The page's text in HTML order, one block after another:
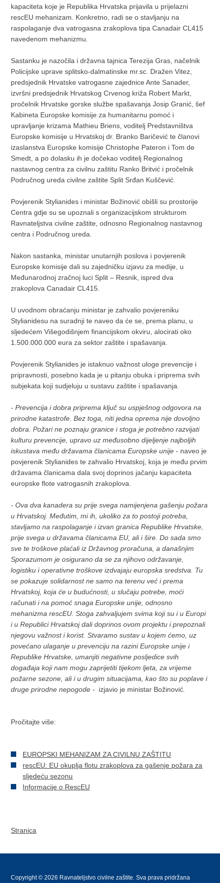
kapaciteta koje je Republika Hrvatska prijavila u prijelazni
rescEU mehanizam. Konkretno, radi se o stavljanju na
raspolaganje dva vatrogasna zrakoplova tipa Canadair CL415
navedenom mehanizmu.
Sastanku je nazočila i državna tajnica Terezija Gras, načelnik
Policijske uprave splitsko-dalmatinske mr.sc. Dražen Vitez,
predsjednik Hrvatske vatrogasne zajednice Ante Sanader,
izvršni predsjednik Hrvatskog Crvenog križa Robert Markt,
pročelnik Hrvatske gorske službe spašavanja Josip Granić, šef
Kabineta Europske komisije za humanitarnu pomoć i
upravljanje krizama Mathieu Briens, voditelj Predstavništva
Europske komisije u Hrvatskoj dr. Branko Baričević te članovi
izaslanstva Europske komisije Christophe Pateron i Tom de
Smedt, a po dolasku ih je dočekao voditelj Regionalnog
nastavnog centra za civilnu zaštitu Ranko Britvić i pročelnik
Područnog ureda civilne zaštite Split Srđan Kuščević.
Povjerenik Stylianides i ministar Božinović obišli su prostorije
Centra gdje su se upoznali s organizacijskom strukturom
Ravnateljstva civilne zaštite, odnosno Regionalnog nastavnog
centra i Područnog ureda.
Nakon sastanka, ministar unutarnjih poslova i povjerenik
Europske komisije dali su zajedničku izjavu za medije, u
Međunarodnoj zračnoj luci Split – Resnik, ispred dva
zrakoplova Canadair CL415.
U uvodnom obraćanju ministar je zahvalio povjereniku
Stylianidesu na suradnji te naveo da će se, prema planu, u
sljedećem Višegodišnjem financijskom okviru, alocirati oko
1.500.000.000 eura za sektor zaštite i spašavanja.
Povjerenik Stylianides je istaknuo važnost uloge prevencije i
pripravnosti, posebno kada je u pitanju obuka i priprema svih
subjekata koji sudjeluju u sustavu zaštite i spašavanja.
​- Prevencija i dobra priprema ključ su uspješnog odgovora na
prirodne katastrofe. Bez toga, niti jedna oprema nije dovoljno
dobra. Požari ne poznaju granice i stoga je potrebno razvijati
kulturu prevencije, upravo uz međusobno dijeljenje najboljih
iskustava među državama članicama Europske unije - naveo je
povjerenik Stylianides te zahvalio Hrvatskoj, koja je među prvim
državama članicama dala svoj doprinos jačanju kapaciteta
europske flote vatrogasnih zrakoplova.
- Ova dva kanadera su prije svega namijenjena gašenju požara
u Hrvatskoj. Međutim, mi ih, ukoliko za to postoji potreba,
stavljamo na raspolaganje i izvan granica Republike Hrvatske,
prije svega u državama članicama EU, ali i šire. Do sada smo
sve te troškove plaćali iz Državnog proračuna, a današnjim
Sporazumom je osigurano da se za njihovo održavanje,
logistiku i operativne troškove izdvajaju europska sredstva. Tu
se pokazuje solidarnost ne samo na terenu već i prema
Hrvatskoj, koja će u budućnosti, u slučaju potrebe, moći
računati i na pomoć snaga Europske unije, odnosno
mehanizma rescEU. Stoga zahvaljujem svima koji su i u Europi
i u Republici Hrvatskoj dali doprinos ovom projektu i prepoznali
njegovu važnost i korist. Stvaramo sustav u kojem ćemo, uz
povećano ulaganje u prevenciju na razini Europske unije i
Republike Hrvatske, umanjiti negativne posljedice svih
događaja koji nam mogu zaprijetiti tijekom ljeta, za vrijeme
požarne sezone, ali i u drugim situacijama, kao što su poplave i
druge prirodne nepogode - izjavio je ministar Božinović
Pročitajte više:
EUROPSKI MEHANIZAM ZA CIVILNU ZAŠTITU
rescEU: EU okuplja flotu zrakoplova za gašenje požara za
sljedeću sezonu
Informacije o RescEU
Stranica
Copyright © 2026 Ravnateljstvo civilne zaštite. Sva prava pridržana